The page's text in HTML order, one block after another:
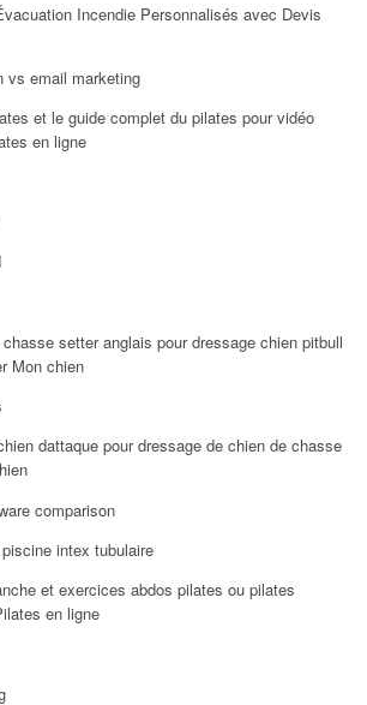
Incendie Personnalisés avec Devis
vs email marketing
et le guide complet du pilates pour vidéo
en ligne
setter anglais pour dressage chien pitbull
Mon chien
dattaque pour dressage de chien de chasse
comparison
intex tubulaire
et exercices abdos pilates ou pilates
en ligne